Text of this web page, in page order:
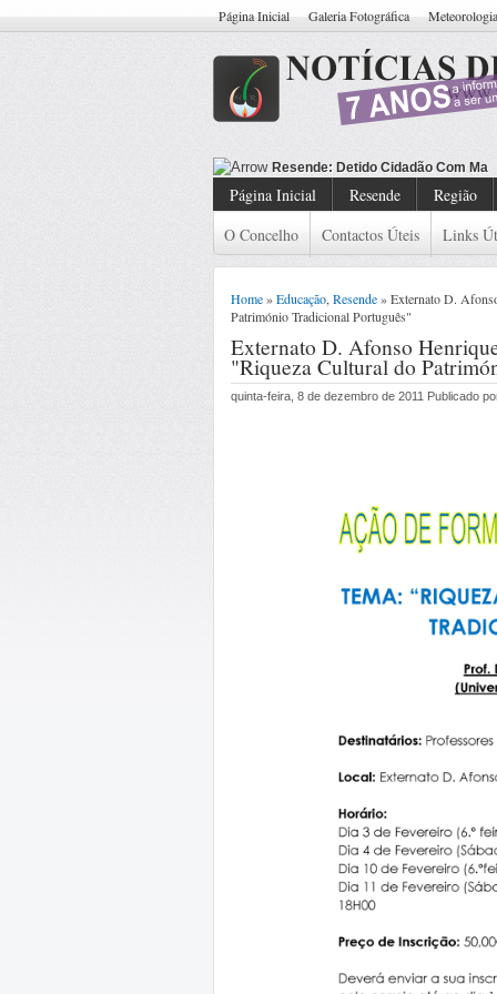
Página Inicial Galeria Fotográfica Meteorologia
Resende: Detido Cidadão Com
Página Inicial Resende
Região
O Concelho
Contactos Úteis Links
Home»Educação Resende» Externato D.
Património Tradicional Português"
Externato D. Afonso
"Riqueza Cultural do
quinta-feira, 8 de dezembro de 2011 Publicado